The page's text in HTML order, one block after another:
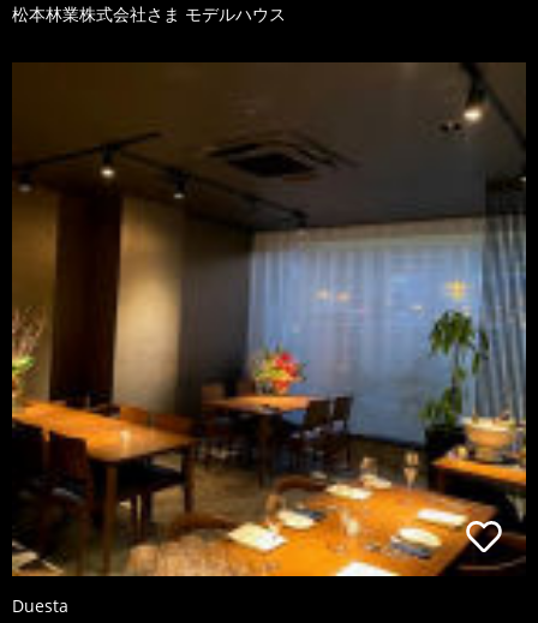
松本林業株式会社さま モデルハウス
Duesta